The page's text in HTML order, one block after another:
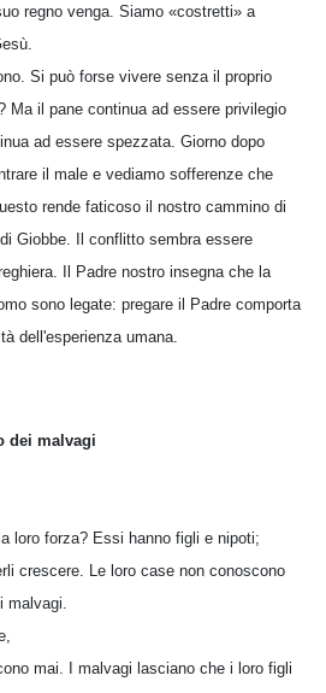
regno venga. Siamo «costretti» a
Si può forse vivere senza il proprio
Ma il pane continua ad essere privilegio
ad essere spezzata. Giorno dopo
il male e vediamo sofferenze che
rende faticoso il nostro cammino di
Giobbe. Il conflitto sembra essere
Il Padre nostro insegna che la
sono legate: pregare il Padre comporta
dell'esperienza umana.
dei malvagi
loro forza? Essi hanno figli e nipoti;
crescere. Le loro case non conoscono
mai. I malvagi lasciano che i loro figli